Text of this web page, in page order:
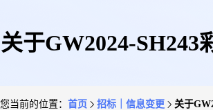
关于GW2024-SH243
您当前的位置： 首页 招标｜信息变更 关于